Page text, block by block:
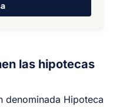
las hipotecas
denominada Hipoteca